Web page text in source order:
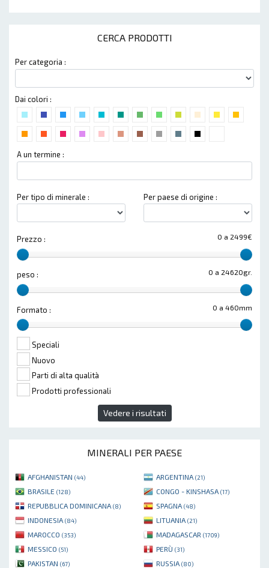
CERCA PRODOTTI
Per categoria :
Dai colori :
A un termine :
Per tipo di minerale : Per paese di origine :
0 a 2499€
Prezzo :
0 a 24620gr.
peso :
0 a 460mm
Formato :
Speciali
Nuovo
Parti di alta qualità
Prodotti professionali
Vedere i risultati
MINERALI PER PAESE
AFGHANISTAN (44) ARGENTINA (21)
BRASILE (128) CONGO - KINSHASA (17)
REPUBBLICA DOMINICANA (8) SPAGNA (48)
INDONESIA (84) LITUANIA (21)
MAROCCO (353) MADAGASCAR (1709)
MESSICO (51) PERÙ (31)
PAKISTAN (67) RUSSIA (80)